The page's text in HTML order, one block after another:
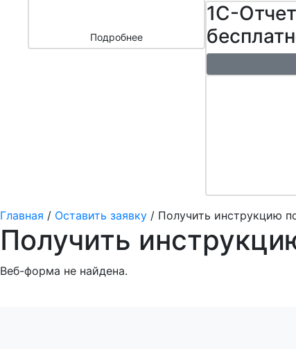
Подробнее
1С-
Главная / Оставить заявку / Получить инструкцию
Получить
Веб-форма не найдена.